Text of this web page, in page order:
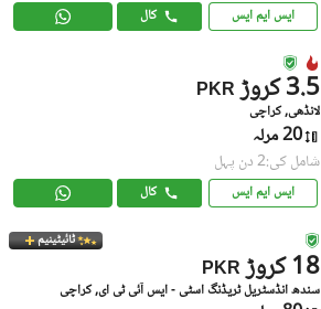
ایس ایم ایس کال
PKR 3.5 کروڑ
لانڈھی, کراچی
20 مرلہ
شامل کی:2 دن پہل
ایس ایم ایس کال
ٹائیٹینیم
PKR 18 کروڑ
سندھ انڈسٹریل ٹریڈنگ اسٹی - ایس آئی ٹی ای, کراچی